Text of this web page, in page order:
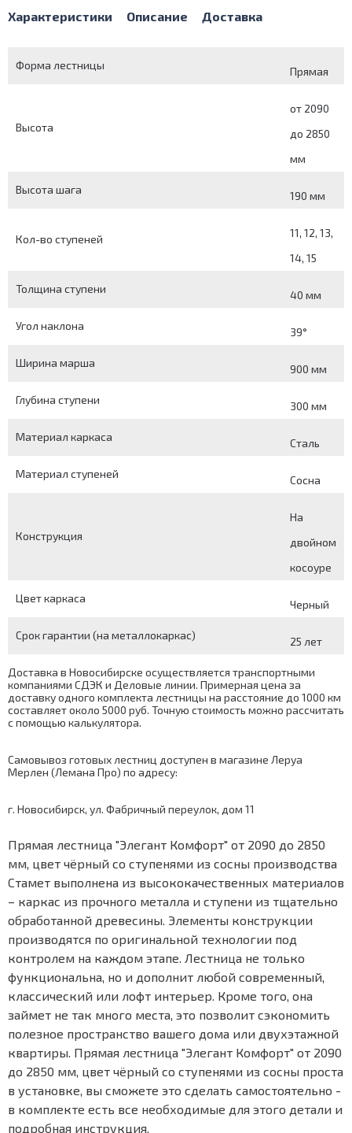
Характеристики Описание Доставка
Форма лестницы Прямая
Высота
от 2090
до 2850
мм
Высота шага 190 мм
Кол-во ступеней
11, 12, 13,
14, 15
Толщина ступени 40 мм
Угол наклона 39°
Ширина марша 900 мм
Глубина ступени 300 мм
Материал каркаса Сталь
Материал ступеней Сосна
Конструкция
На
двойном
косоуре
Цвет каркаса Черный
Срок гарантии (на металлокаркас) 25 лет
Доставка в Новосибирске осуществляется транспортными
компаниями СДЭК и Деловые линии. Примерная цена за
доставку одного комплекта лестницы на расстояние до 1000 км
составляет около 5000 руб. Точную стоимость можно рассчитать
с помощью калькулятора.
Самовывоз готовых лестниц доступен в магазине Леруа
Мерлен (Лемана Про) по адресу:
г. Новосибирск, ул. Фабричный переулок, дом 11
Прямая лестница "Элегант Комфорт" от 2090 до 2850
мм, цвет чёрный со ступенями из сосны производства
Стамет выполнена из высококачественных материалов
– каркас из прочного металла и ступени из тщательно
обработанной древесины. Элементы конструкции
производятся по оригинальной технологии под
контролем на каждом этапе. Лестница не только
функциональна, но и дополнит любой современный,
классический или лофт интерьер. Кроме того, она
займет не так много места, это позволит сэкономить
полезное пространство вашего дома или двухэтажной
квартиры. Прямая лестница "Элегант Комфорт" от 2090
до 2850 мм, цвет чёрный со ступенями из сосны проста
в установке, вы сможете это сделать самостоятельно -
в комплекте есть все необходимые для этого детали и
подробная инструкция.